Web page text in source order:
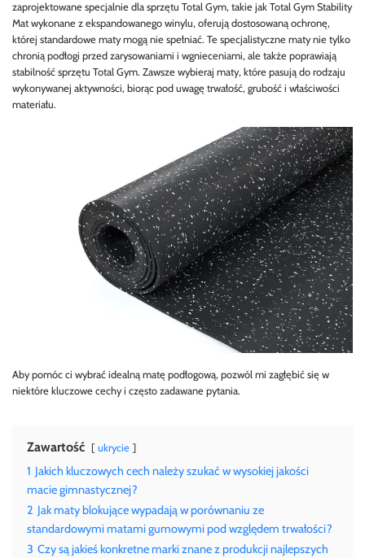
zaprojektowane specjalnie dla sprzętu Total Gym, takie jak Total Gym Stability
Mat wykonane z ekspandowanego winylu, oferują dostosowaną ochronę,
której standardowe maty mogą nie spełniać. Te specjalistyczne maty nie tylko
chronią podłogi przed zarysowaniami i wgnieceniami, ale także poprawiają
stabilność sprzętu Total Gym. Zawsze wybieraj maty, które pasują do rodzaju
wykonywanej aktywności, biorąc pod uwagę trwałość, grubość i właściwości
materiału.
Aby pomóc ci wybrać idealną matę podłogową, pozwól mi zagłębić się w
niektóre kluczowe cechy i często zadawane pytania.
Zawartość ukrycie
1 Jakich kluczowych cech należy szukać w wysokiej jakości
macie gimnastycznej?
2 Jak maty blokujące wypadają w porównaniu ze
standardowymi matami gumowymi pod względem trwałości?
3 Czy są jakieś konkretne marki znane z produkcji najlepszych